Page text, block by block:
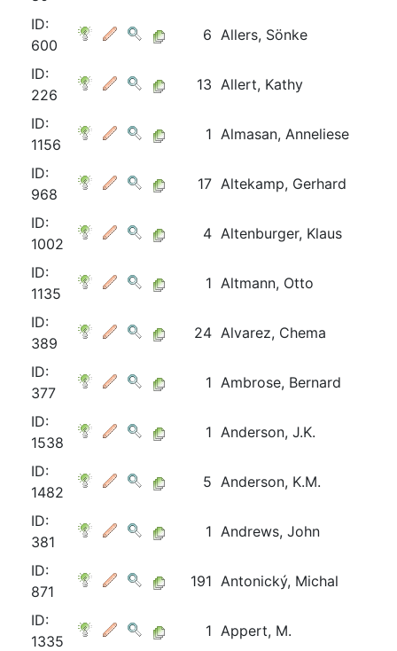
ID:
600
6 Allers, Sönke
ID:
226
13 Allert, Kathy
ID:
1156
1 Almasan, Anneliese
ID:
968
17 Altekamp, Gerhard
ID:
1002
4 Altenburger, Klaus
ID:
1135
1 Altmann, Otto
ID:
389
24 Alvarez, Chema
ID:
377
1 Ambrose, Bernard
ID:
1538
1 Anderson, J.K.
ID:
1482
5 Anderson, K.M.
ID:
381
1 Andrews, John
ID:
871
191 Antonický, Michal
ID:
1335
1 Appert, M.